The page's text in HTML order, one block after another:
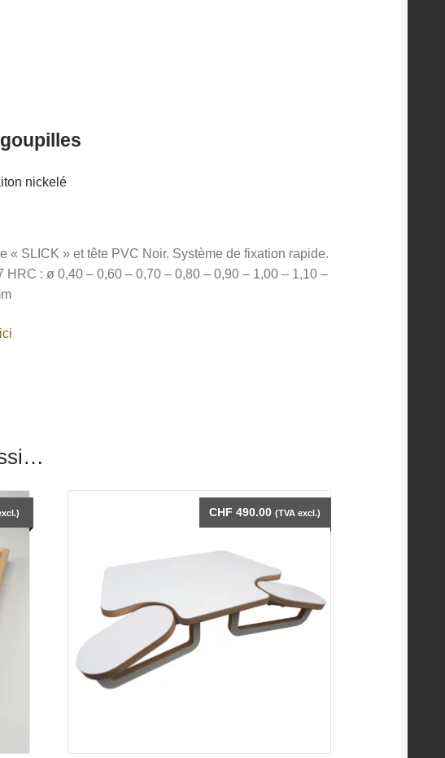
nickelé
« SLICK » et tête PVC Noir. Système de fixation rapide.
HRC : ø 0,40 – 0,60 – 0,70 – 0,80 – 0,90 – 1,00 – 1,10 –
ici
CHF 490.00 (TVA excl.)